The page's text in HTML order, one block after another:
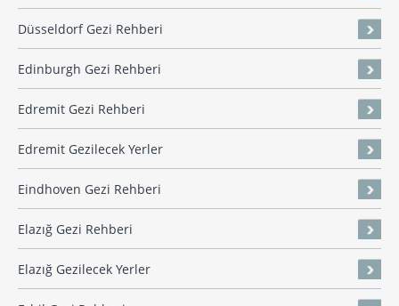
Düsseldorf Gezi Rehberi
Edinburgh Gezi Rehberi
Edremit Gezi Rehberi
Edremit Gezilecek Yerler
Eindhoven Gezi Rehberi
Elazığ Gezi Rehberi
Elazığ Gezilecek Yerler